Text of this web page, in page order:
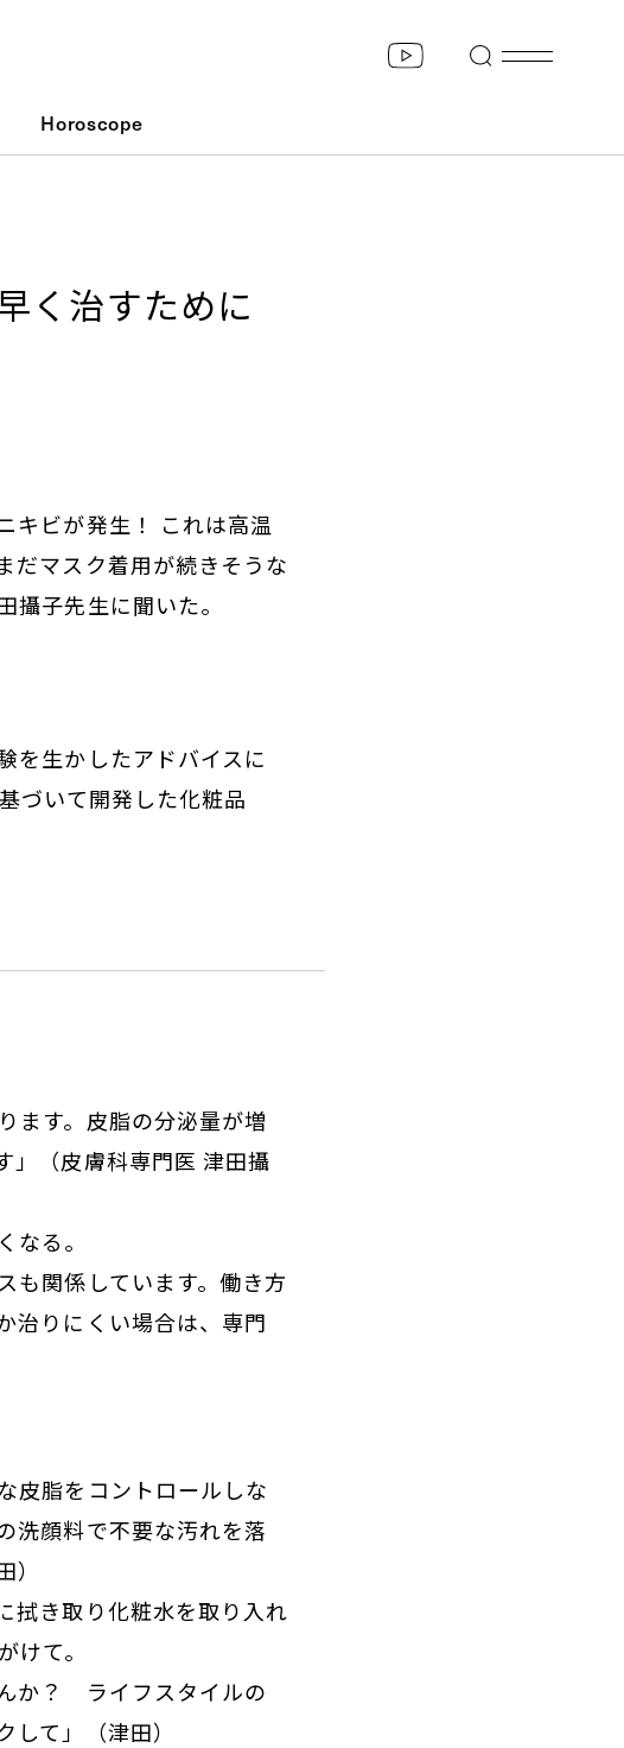
Horoscope
く治すために
キビが発生！ これは高温
だマスク着用が続きそうな
子先生に聞いた。
を生かしたアドバイスに
づいて開発した化粧品
ます。皮脂の分泌量が増
」（皮膚科専門医 津田攝
る。
も関係しています。働き方
治りにくい場合は、専門
皮脂をコントロールしな
洗顔料で不要な汚れを落
拭き取り化粧水を取り入れ
て。
か？ ライフスタイルの
て」（津田）